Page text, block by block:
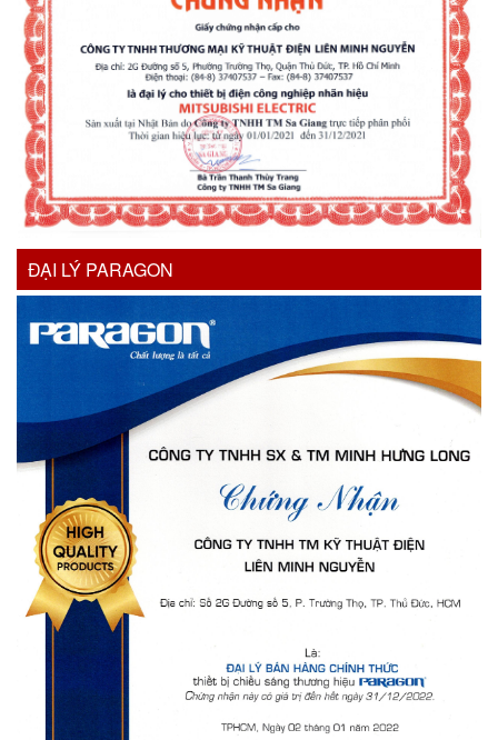
ĐẠI LÝ PARAGON